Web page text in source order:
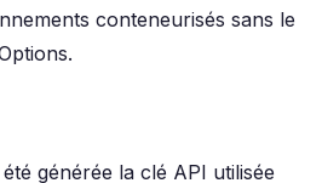
conteneurisés sans le
générée la clé API utilisée